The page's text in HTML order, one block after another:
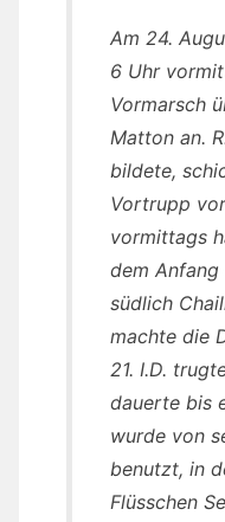
Am 24.
6 Uhr
Vormarsch
Matton an.
bildete,
Vortrupp
vormittags
dem Anfang
südlich
machte die
21. I.D.
dauerte bis
wurde von
benutzt, in
Flüsschen